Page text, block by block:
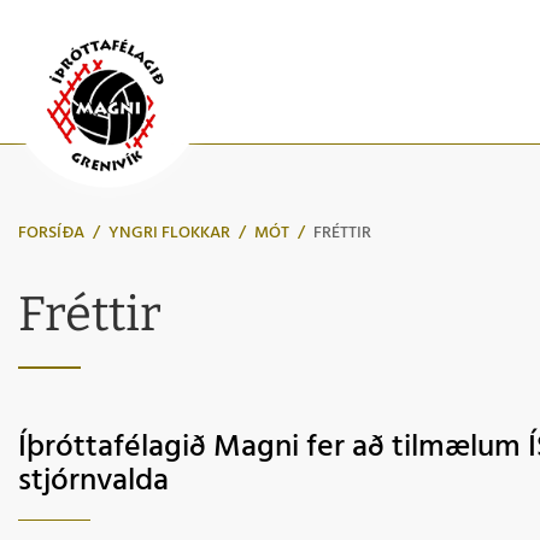
FORSÍÐA / YNGRI FLOKKAR / MÓT / FRÉTTIR
Fréttir
Íþróttafélagið Magni fer að tilmælum
stjórnvalda